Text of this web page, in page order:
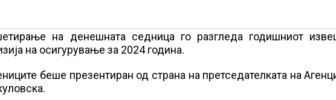
на денешната седница го разгледа годишниот
на осигурување за 2024 година.
беше презентиран од страна на претседателката на